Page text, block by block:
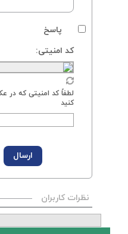
پاسخ
کد امنیتی:
لطفاً کد امنیتی که در
کنید
نظرات کاربران